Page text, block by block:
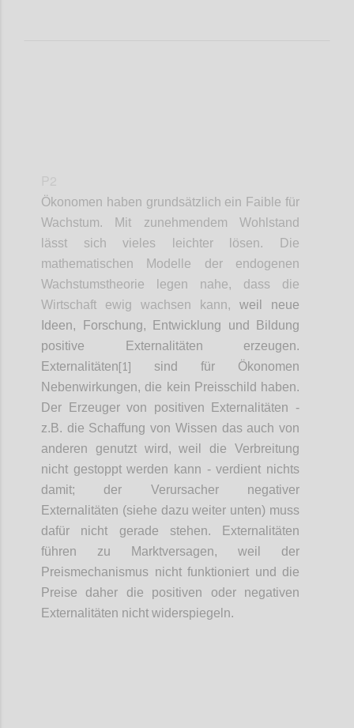
Ökonomen haben grundsätzlich ein Faible für
Wachstum. Mit zunehmendem Wohlstand
lässt sich vieles leichter lösen. Die
mathematischen Modelle der endogenen
Wachstumstheorie legen nahe,
dass die
Wirtschaft ewig wachsen kann, weil neue
Ideen, Forschung, Entwicklung und Bildung
positive Externalitäten erzeugen.
Externalitäten[1] sind für Ökonomen
Nebenwirkungen, die kein Preisschild haben.
Der Erzeuger von positiven Externalitäten -
z.B. die Schaffung von Wissen das auch von
anderen genutzt wird, weil die Verbreitung
nicht gestoppt werden kann - verdient nichts
damit; der Verursacher negativer
Externalitäten (siehe dazu weiter unten) muss
dafür nicht gerade stehen. Externalitäten
führen zu Marktversagen, weil der
Preismechanismus nicht funktioniert und die
Preise daher die positiven oder negativen
Externalitäten nicht widerspiegeln.